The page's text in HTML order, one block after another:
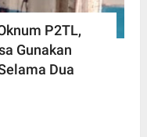
P2TL,
Gunakan
Dua